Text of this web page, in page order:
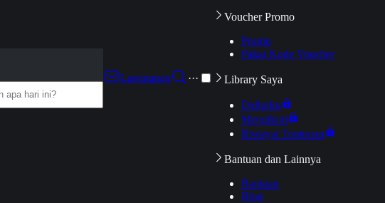
Langganan
···
Voucher Promo
Promo
Pakai Kode Voucher
Library Saya
Daftarku
Mengikuti
Riwayat Tontonan
Bantuan dan Lainnya
Bantuan
Blog